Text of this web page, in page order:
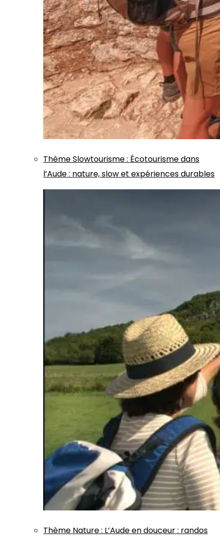
ThèmeSlowtourisme: Écotourisme dans
l’Aude : nature, slow et expériences durables
Thème Nature: L’Aude en douceur : randos